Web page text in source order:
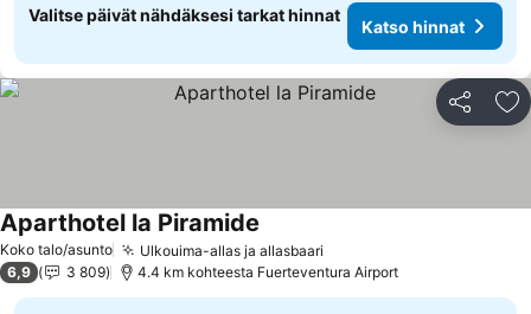
Valitse päivät nähdäksesi tarkat hinnat
Katso hinnat
Jaa
Koko talo/asunto Ulkouima-allas ja allasbaari
Aparthotel la Piramide
6,9 3 809 4.4 km kohteesta Fuerteventura Airport